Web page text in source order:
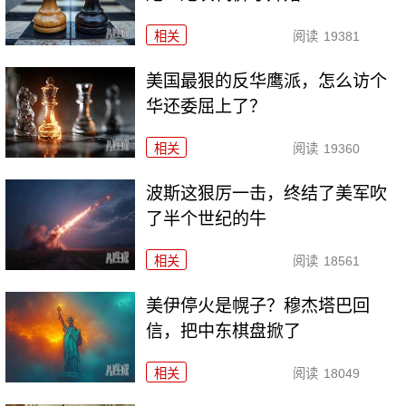
相关 阅读 19381
美国最狠的反华鹰派，怎么访个
华还委屈上了？
相关 阅读 19360
波斯这狠厉一击，终结了美军吹
了半个世纪的牛
相关 阅读 18561
美伊停火是幌子？穆杰塔巴回
信，把中东棋盘掀了
相关 阅读 18049